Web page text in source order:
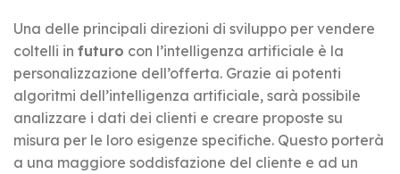
Una delle principali direzioni di sviluppo per vendere
coltelli in futuro con l’intelligenza artificiale è la
personalizzazione dell’offerta. Grazie ai potenti
algoritmi dell’intelligenza artificiale, sarà possibile
analizzare i dati dei clienti e creare proposte su
misura per le loro esigenze specifiche. Questo porterà
a una maggiore soddisfazione del cliente e ad un